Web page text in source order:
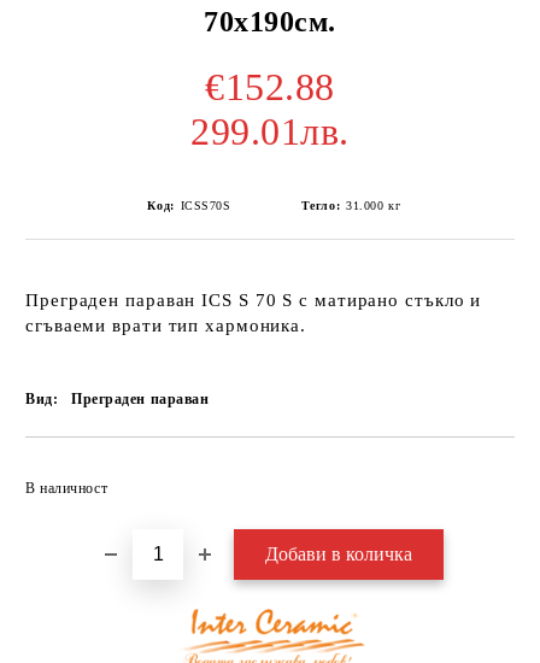
70х190см.
€152.88
299.01лв.
Код: ICSS70S Тегло: 31.000 кг
Преграден параван ICS S 70 S с матираностъкло и
сгъваеми врати тип хармоника.
Вид: Преграден параван
В наличност